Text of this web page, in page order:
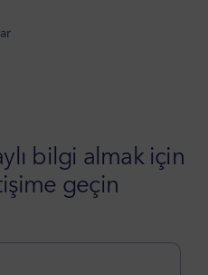
bilgi almak için
geçin